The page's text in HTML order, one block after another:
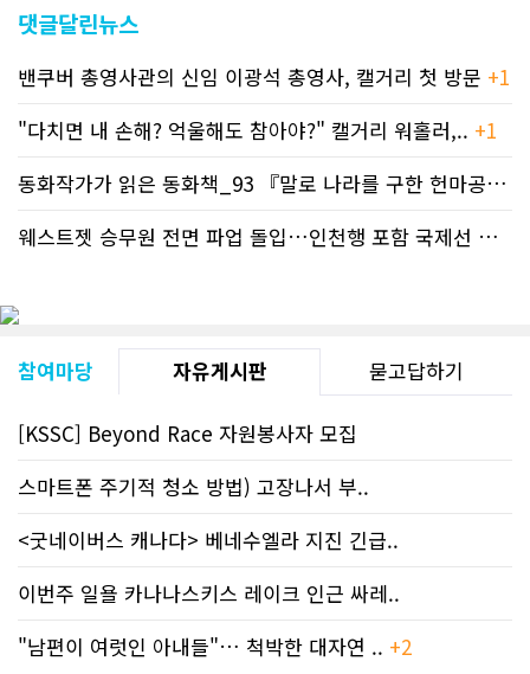
사 5위 차지
댓글달린뉴스
밴쿠버 총영사관의 신임 이광석 총영사, 캘거리 첫 방문 +1
"다치면 내 손해? 억울해도 참아야?" 캘거리 워홀러,.. +1
동화작가가 읽은 동화책_93 『말로 나라를 구한 헌마공..+2
웨스트젯 승무원 전면 파업 돌입…인천행 포함 국제선 줄..
참여마당 자유게시판 묻고답하기
[KSSC] Beyond Race 자원봉사자 모집
스마트폰 주기적 청소 방법) 고장나서 부..
<굿네이버스 캐나다> 베네수엘라 지진 긴급..
이번주 일욜 카나나스키스 레이크 인근 싸레..
"남편이 여럿인 아내들"… 척박한 대자연 .. +2